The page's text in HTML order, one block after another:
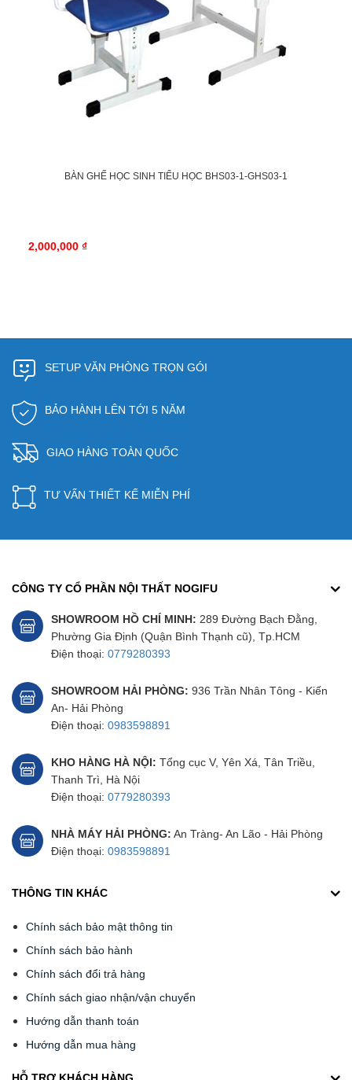
BÀN GHẾ HỌC SINH TIỂU HỌC BHS03-1-GHS03-1
2,000,000 ₫
SETUP VĂN PHÒNG TRỌN GÓI
BẢO HÀNH LÊN TỚI 5 NĂM
GIAO HÀNG TOÀN QUỐC
TƯ VẤN THIẾT KẾ MIỄN PHÍ
CÔNG TY CỔ PHẦN NỘI THẤT NOGIFU
SHOWROOM HỒ CHÍ MINH: 289 Đường Bạch Đằng,
Phường Gia Định (Quận Bình Thạnh cũ), Tp.HCM
Điện thoại: 0779280393
SHOWROOM HẢI PHÒNG: 936 Trần Nhân Tông - Kiến
An- Hải Phòng
Điện thoại: 0983598891
KHO HÀNG HÀ NỘI: Tổng cục V, Yên Xá, Tân Triều,
Thanh Trì, Hà Nội
Điện thoại: 0779280393
NHÀ MÁY HẢI PHÒNG: An Tràng- An Lão - Hải Phòng
Điện thoại: 0983598891
THÔNG TIN KHÁC
Chính sách bảo mật thông tin
Chính sách bảo hành
Chính sách đổi trả hàng
Chính sách giao nhận/vận chuyển
Hướng dẫn thanh toán
Hướng dẫn mua hàng